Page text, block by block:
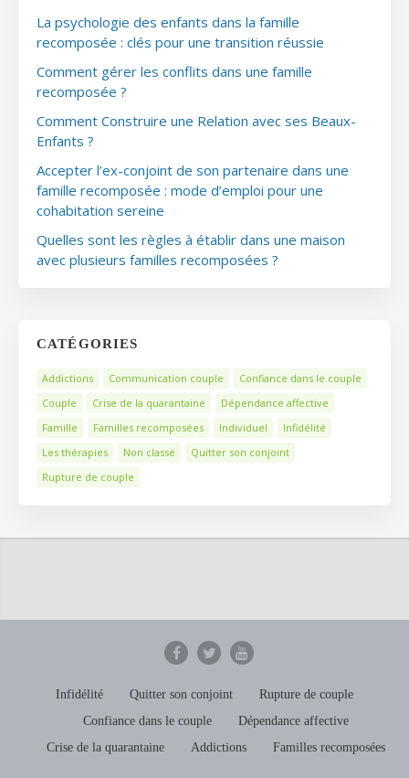
La psychologie des enfants dans la famille
recomposée : clés pour une transition réussie
Comment gérer les conflits dans une famille
recomposée ?
Comment Construire une Relation avec ses Beaux-
Enfants ?
Accepter l’ex-conjoint de son partenaire dans une
famille recomposée : mode d’emploi pour une
cohabitation sereine
Quelles sont les règles à établir dans une maison
avec plusieurs familles recomposées ?
CATÉGORIES
Addictions Communication couple
Confiance dans le couple
Couple
Crise de la quarantaine
Dépendance affective
Famille
Familles recomposées Individuel
Infidélité
Les thérapies
Non classé
Quitter son conjoint
Rupture de couple
Infidélité Quitter son conjoint
Rupture de couple
Confiance dans le couple
Dépendance affective
Crise de la quarantaine
Addictions Familles recomposées